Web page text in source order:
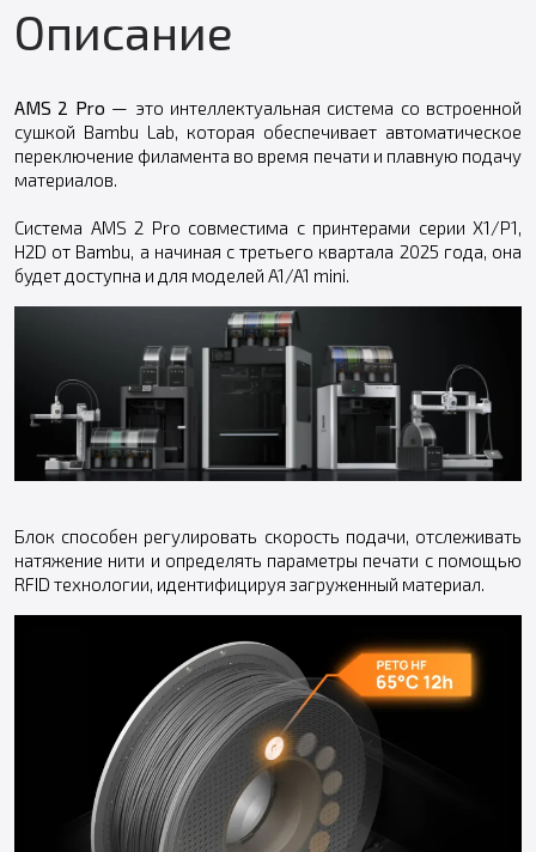
Описание
AMS 2 Pro — это интеллектуальная система со встроенной
сушкой Bambu Lab, которая обеспечивает автоматическое
переключение филамента во время печати и плавную подачу
материалов.
Система AMS 2 Pro совместима с принтерами серии X1/P1,
H2D от Bambu, а начиная с третьего квартала 2025 года, она
будет доступна и для моделей A1/A1 mini.
Блок способен регулировать скорость подачи, отслеживать
натяжение нити и определять параметры печати с помощью
RFID технологии, идентифицируя загруженный материал.